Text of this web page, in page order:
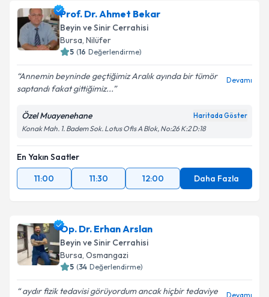
Prof. Dr. Melih Bozkurtiçin randevu takvimi talebi
oluşturun. Size bu uzmandan randevu almanız için bir
takvim hazırlandığında e-posta ile bilgilendireceğiz.
Kişisel verilerimin işlenmesine ilişkin
Aydınlatma
Metni'ni okudum ve kişisel verilerimin belirtilen
kapsamda işlenmesini kabul ediyorum.
Takvim Talebini Gönder
Prof. Dr. Ahmet Bekar
Beyin ve Sinir Cerrahisi
Bursa, Nilüfer
5 (16 Değerlendirme)
Annemin beyninde geçtiğimiz Aralık ayında bir tümör
saptandı fakat gittiğimiz...
Devamı
Özel Muayenehane Haritada Göster
Konak Mah. 1. Badem Sok. Lotus Ofis A Blok, No:26 K:2 D:18
En Yakın Saatler
11:00
11:30 12:00 Daha Fazla
Op. Dr. Erhan Arslan
Beyin ve Sinir Cerrahisi
Bursa, Osmangazi
5 (34 Değerlendirme)
aydır fizik tedavisi görüyordum ancak hiçbir tedaviye Devamı